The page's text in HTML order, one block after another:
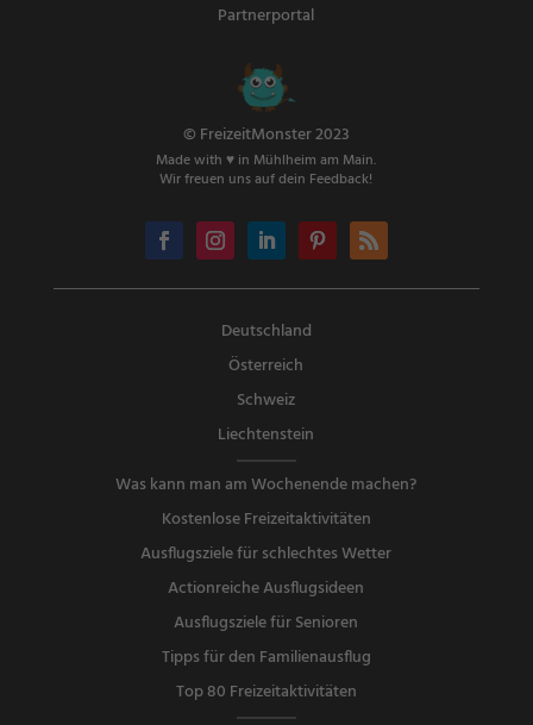
Partnerportal
© FreizeitMonster 2023
Made with ♥ in Mühlheim am Main.
Wir freuen uns auf dein Feedback!
Deutschland
Österreich
Schweiz
Liechtenstein
Was kann man am Wochenende machen?
Kostenlose Freizeitaktivitäten
Ausflugsziele für schlechtes Wetter
Actionreiche Ausflugsideen
Ausflugsziele für Senioren
Tipps für den Familienausflug
Top 80 Freizeitaktivitäten